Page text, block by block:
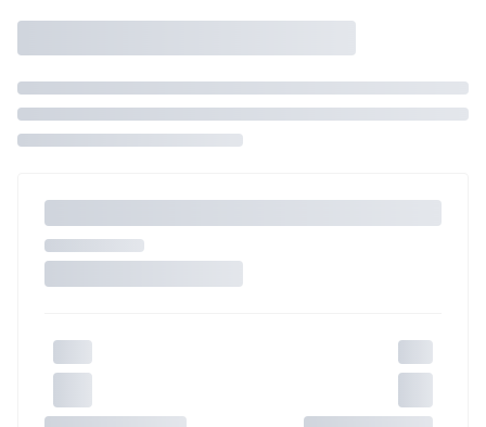
pokoju (lub apartamencie, willi itd.). Wybierz jedną z ofert z listy
i zarezerwuj ją. Zrób oddzielne rezerwacje dla każdego
kolejnego pokoju lubskontaktuj się z nami,by złożyć
zamówienie u naszego doradcy.
Maksymalna liczba uczestników
maksymalny limit dla 1 pokoju.